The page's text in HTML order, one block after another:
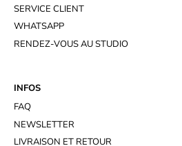
SERVICE CLIENT
WHATSAPP
RENDEZ-VOUS AU STUDIO
INFOS
FAQ
NEWSLETTER
LIVRAISON ET RETOUR